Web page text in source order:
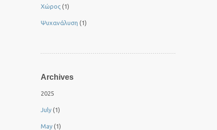
Χώρος (1)
Ψυχανάλυση (1)
Archives
2025
July (1)
May (1)